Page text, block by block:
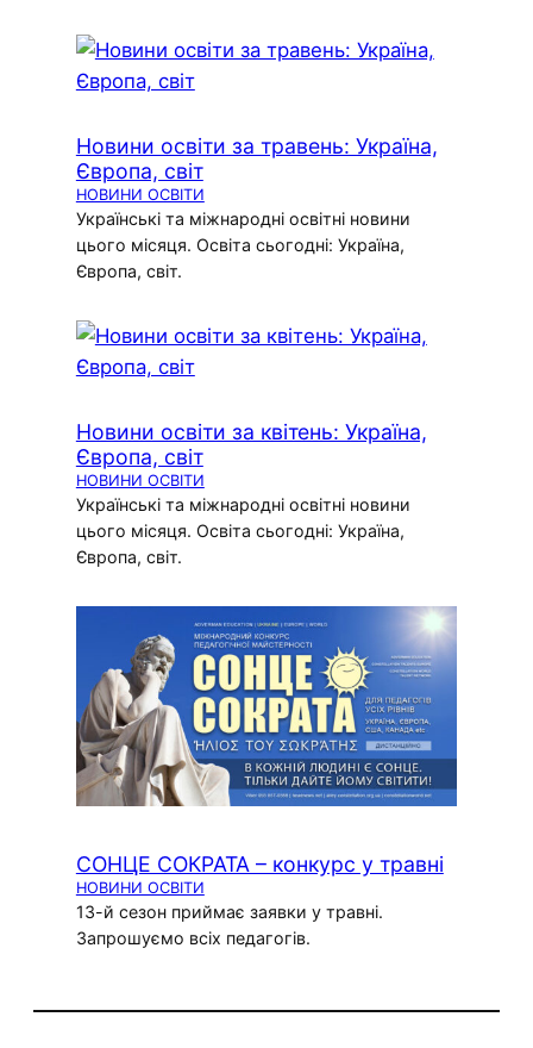
Новини освіти за травень: Україна,
Європа, світ
НОВИНИ ОСВІТИ
Українські та міжнародні освітні новини
цього місяця. Освіта сьогодні: Україна,
Європа, світ.
Новини освіти за квітень: Україна,
Європа, світ
НОВИНИ ОСВІТИ
Українські та міжнародні освітні новини
цього місяця. Освіта сьогодні: Україна,
Європа, світ.
СОНЦЕ СОКРАТА – конкурс у травні
НОВИНИ ОСВІТИ
13-й сезон приймає заявки у травні.
Запрошуємо всіх педагогів.